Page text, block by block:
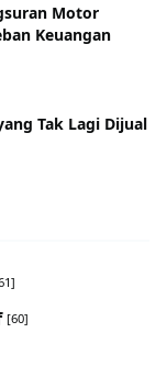
Motor
Keuangan
Tak Lagi Dijual
[60]